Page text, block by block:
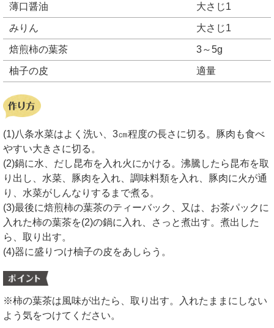
薄口醤油 大さじ1
みりん 大さじ1
焙煎柿の葉茶 3～5g
柚子の皮 適量
(1)八条水菜はよく洗い、3㎝程度の長さに切る。豚肉も食べ
やすい大きさに切る。
(2)鍋に水、だし昆布を入れ火にかける。沸騰したら昆布を取
り出し、水菜、豚肉を入れ、調味料類を入れ、豚肉に火が通
り、水菜がしんなりするまで煮る。
(3)最後に焙煎柿の葉茶のティーバック、又は、お茶パックに
入れた柿の葉茶を(2)の鍋に入れ、さっと煮出す。煮出した
ら、取り出す。
(4)器に盛りつけ柚子の皮をあしらう。
※柿の葉茶は風味が出たら、取り出す。入れたままにしない
よう気をつけてください。